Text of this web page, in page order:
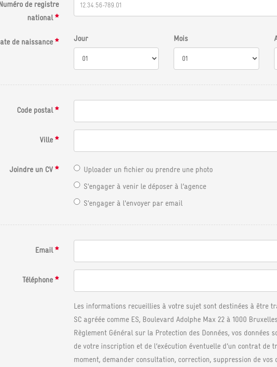
de registre
national
de naissance Jour Mois
Code postal
Ville
Joindre un CV
Uploader un fichier ou prendre une photo
S'engager à venir le déposer à l’agence
S'engager à l'envoyer par email
Email
Téléphone
Les informations recueillies à votre sujet sont destinées à être
SC agréée comme ES, Boulevard Adolphe Max 22 à 1000
Règlement Général sur la Protection des Données, vos données
de votre inscription et de l’exécution éventuelle d’un contrat de
moment, demander consultation, correction, suppression de